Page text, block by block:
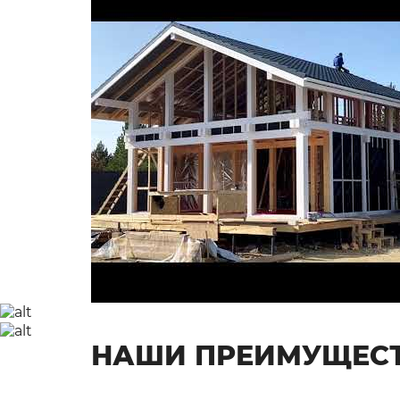
НАШИ